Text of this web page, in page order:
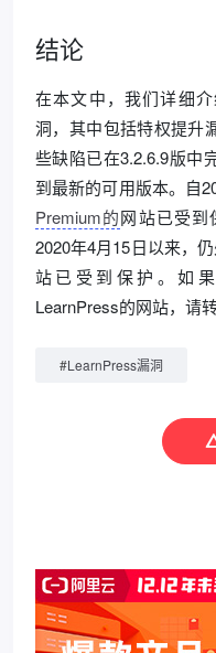
结论
在本文中，我们详细
洞，其中包括特权提升
些缺陷已在3.2.6.9版中
到最新的可用版本。自
Premium的网站已受到
2020年4月15日以来，
站已受到保护。如
LearnPress的网站，请
#LearnPress漏洞